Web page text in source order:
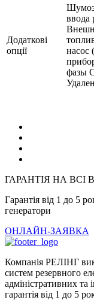
Додаткові
опції
ввода
насос
фазы
ГАРАНТІЯ НА ВСІ
Гарантія від 1 до 5
генератори
ОНЛАЙН-ЗАЯВКА
Компанія РЕЛІНГ
систем резервного
адміністративних
гарантія від 1 до 5